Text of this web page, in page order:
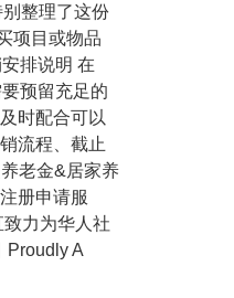
整理了这份
项目或物品
排说明 在
预留充足的
时配合可以
流程、截止
老金&居家养
册申请服
力为华人社
Proudly A